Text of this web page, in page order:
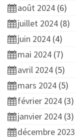
août 2024 (6)
juillet 2024 (8)
juin 2024 (4)
mai 2024 (7)
avril 2024 (5)
mars 2024 (5)
février 2024 (3)
janvier 2024 (3)
décembre 2023